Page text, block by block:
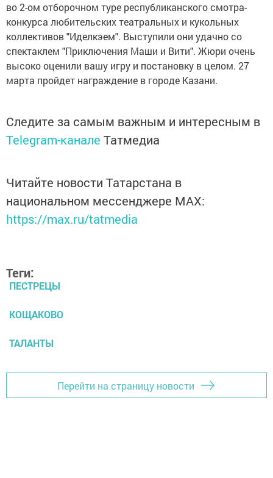
во 2-ом отборочном туре республиканского смотра-
конкурса любительских театральных и кукольных
коллективов "Иделкэем". Выступили они удачно со
спектаклем "Приключения Маши и Вити". Жюри очень
высоко оценили вашу игру и постановку в целом. 27
марта пройдет награждение в городе Казани.
Следите за самым важным и интересным в
Telegram-канале Татмедиа
Читайте новости Татарстана в
национальном мессенджере MАХ:
https://max.ru/tatmedia
Теги:
ПЕСТРЕЦЫ
КОЩАКОВО
ТАЛАНТЫ
Перейти на страницу новости